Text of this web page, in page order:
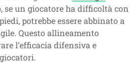
se un giocatore ha difficoltà con
potrebbe essere abbinato a
Questo allineamento
l’efficacia difensiva e